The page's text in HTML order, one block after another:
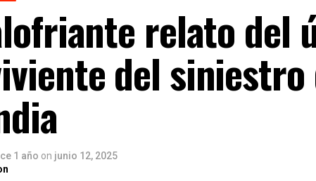
relato del
del siniestro
1 año on junio 12, 2025